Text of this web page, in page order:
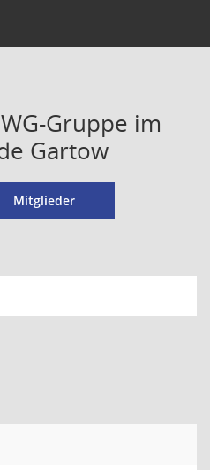
Gruppe im
Gartow
Mitglieder